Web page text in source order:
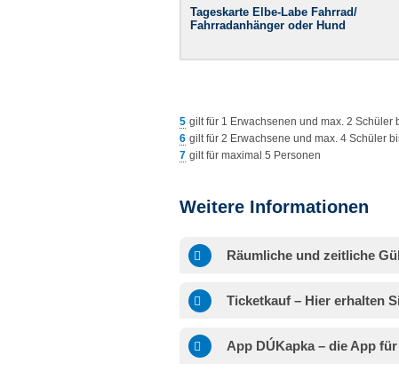
Tageskarte Elbe-Labe Fahrrad/
Fahrradanhänger oder Hund
5 gilt für 1 Erwachsenen und max. 2 Schüler
6 gilt für 2 Erwachsene und max. 4 Schüler
7 gilt für maximal 5 Personen
Weitere Informationen
Räumliche und zeitliche
Ticketkauf – Hier erhalten
App DÚKapka – die App